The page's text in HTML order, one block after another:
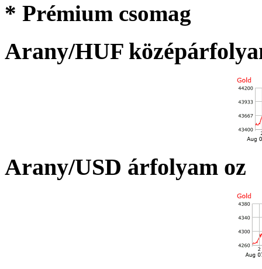
* Prémium csomag
Arany/HUF
Arany/USD árfolyam oz